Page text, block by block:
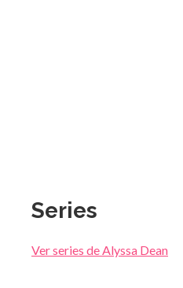
Series
Ver series de Alyssa Dean